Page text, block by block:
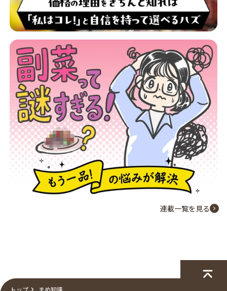
連載一覧を見る
トップ まめ知識